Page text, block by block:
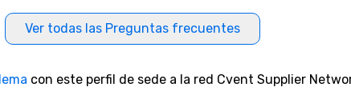
Ver todas las Preguntas frecuentes
con este perfil de sede a la red Cvent Supplier